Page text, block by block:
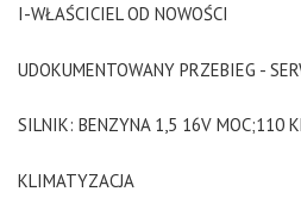
I-WŁAŚCICIEL OD NOWOŚCI
UDOKUMENTOWANY PRZEBIEG -
SILNIK: BENZYNA 1,5 16V MOC;110
KLIMATYZACJA